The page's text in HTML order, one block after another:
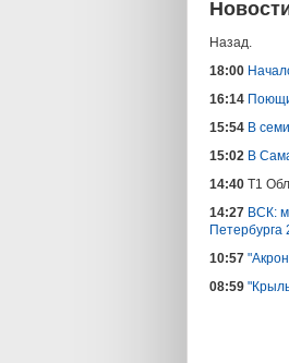
Назад.
18:00
16:14
15:54 В
15:02 В
14:40 Т1
14:27 ВСК:
Петербурга
10:57
08:59